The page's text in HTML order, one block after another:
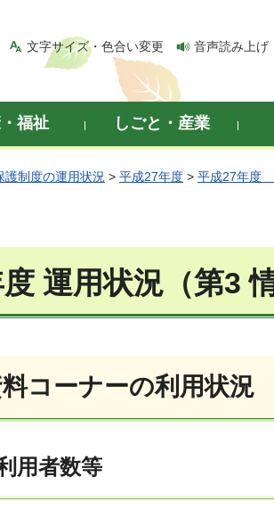
文字サイズ・色合い変更 音声読み上げ
福祉 しごと・産業
制度の運用状況 > 平成27年度 > 平成27年度
運用状況（第3
コーナーの利用状況
用者数等